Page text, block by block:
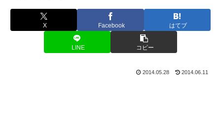
X Facebook はてブ
LINE コピー
2014.05.28 2014.06.11